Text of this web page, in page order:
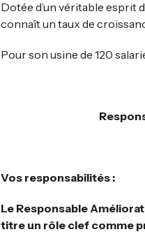
Dotée d’un véritable esprit
connaît un taux de
Pour son usine de 120
Vos responsabilités :
Le Responsable
titre un rôle clef comme